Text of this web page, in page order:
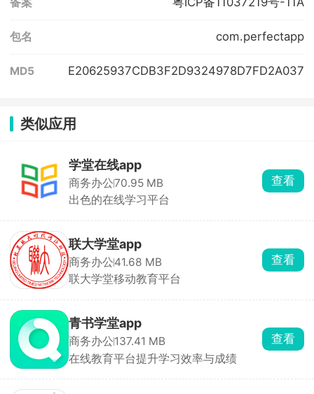
备案
包名 com.perfectapp
MD5 E20625937CDB3F2D9324978D7FD2A037
类似应用
学堂在线app
商务办公70.95 MB
出色的在线学习平台
查看
联大学堂app
商务办公41.68 MB
联大学堂移动教育平台
查看
青书学堂app
商务办公137.41 MB
在线教育平台提升学习效率与成绩
查看